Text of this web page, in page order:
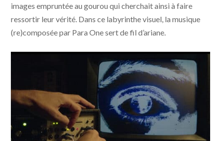
images empruntée au gourou qui cherchait ainsi à faire
ressortir leur vérité. Dans ce labyrinthe visuel, la musique
(re)composée par Para One sert de fil d’ariane.